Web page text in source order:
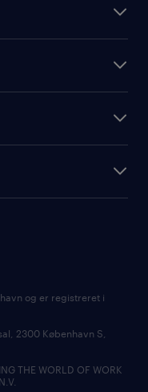
og er registreret i
2300 København S,
THE WORLD OF WORK